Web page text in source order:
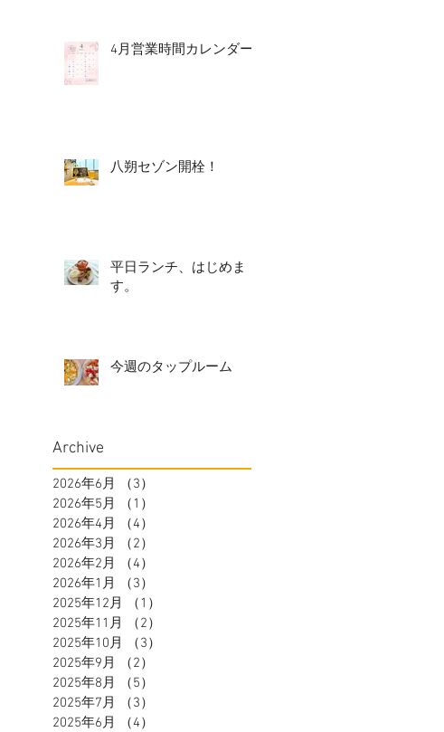
4月営業時間カレンダー
八朔セゾン開栓！
平日ランチ、はじめま
す。
今週のタップルーム
Archive
2026年6月 （3）
2026年5月
（1）
2026年4月
（4）
2026年3月
（2）
2026年2月
（4）
2026年1月
（3）
2025年12月
（1）
2025年11月
（2）
2025年10月
（3）
2025年9月
（2）
2025年8月
（5）
2025年7月
（3）
2025年6月
（4）